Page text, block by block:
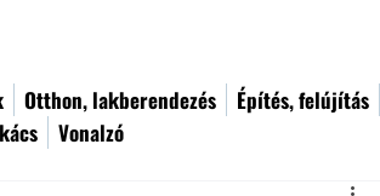
Otthon, lakberendezés Építés, felújítás
Vonalzó